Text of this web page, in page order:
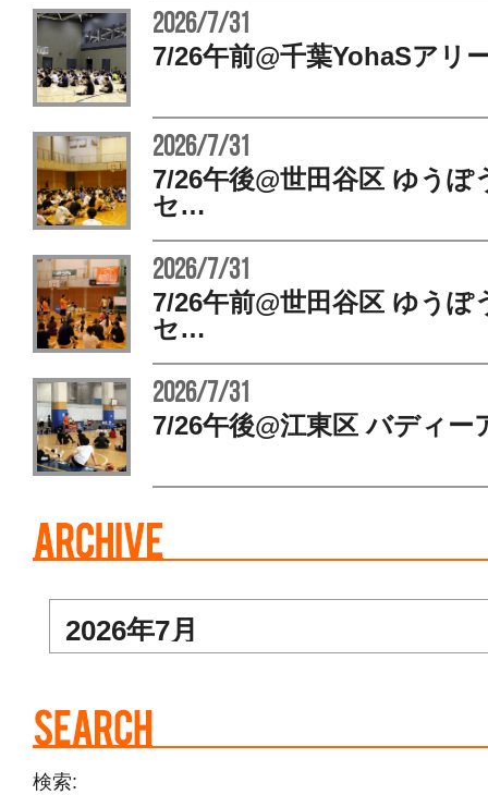
2026/7/31
7/26午前@千葉YohaSア
2026/7/31
7/26午後@世田谷区 ゆうぽ
セ…
2026/7/31
7/26午前@世田谷区 ゆうぽ
セ…
2026/7/31
7/26午後@江東区 バディ
検索: